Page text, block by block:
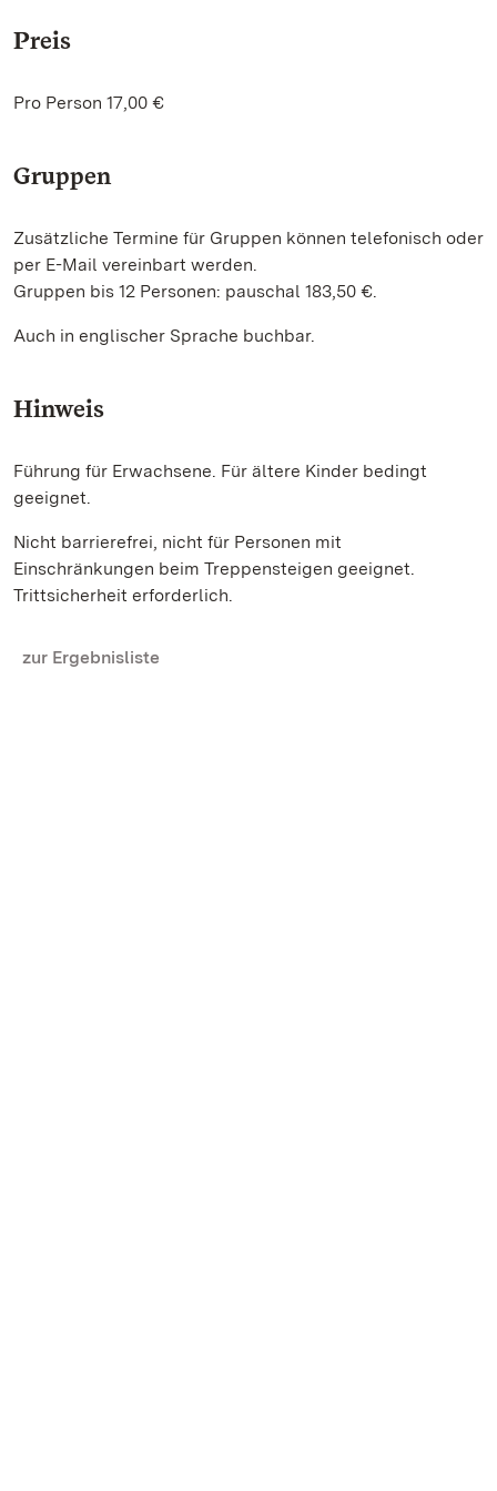
Preis
Pro Person 17,00 €
Gruppen
Zusätzliche Termine für Gruppen können telefonisch oder
per E-Mail vereinbart werden.
Gruppen bis 12 Personen: pauschal 183,50 €.
Auch in englischer Sprache buchbar.
Hinweis
Führung für Erwachsene. Für ältere Kinder bedingt
geeignet.
Nicht barrierefrei, nicht für Personen mit
Einschränkungen beim Treppensteigen geeignet.
Trittsicherheit erforderlich.
zur Ergebnisliste